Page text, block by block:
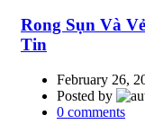
Rong Sụn Và
Tin
February 26,
Posted by
0 comments